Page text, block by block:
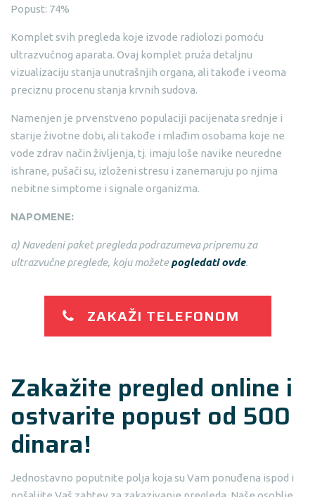
Popust: 74%
Komplet svih pregleda koje izvode radiolozi pomoću
ultrazvučnog aparata. Ovaj komplet pruža detaljnu
vizualizaciju stanja unutrašnjih organa, ali takođe i veoma
preciznu procenu stanja krvnih sudova.
Namenjen je prvenstveno populaciji pacijenata srednje i
starije životne dobi, ali takođe i mlađim osobama koje ne
vode zdrav način življenja, tj. imaju loše navike neuredne
ishrane, pušači su, izloženi stresu i zanemaruju po njima
nebitne simptome i signale organizma.
NAPOMENE:
a) Navedeni paket pregleda podrazumeva pripremu za
ultrazvučne preglede, koju možetepogledati ovde.
ZAKAŽI TELEFONOM
Zakažite pregled online i
ostvarite popust od 500
dinara!
Jednostavno poputnite polja koja su Vam ponuđena ispod i